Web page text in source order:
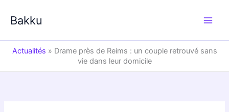
Bakku
Actualités » Drame près de Reims : un couple retrouvé sans
vie dans leur domicile